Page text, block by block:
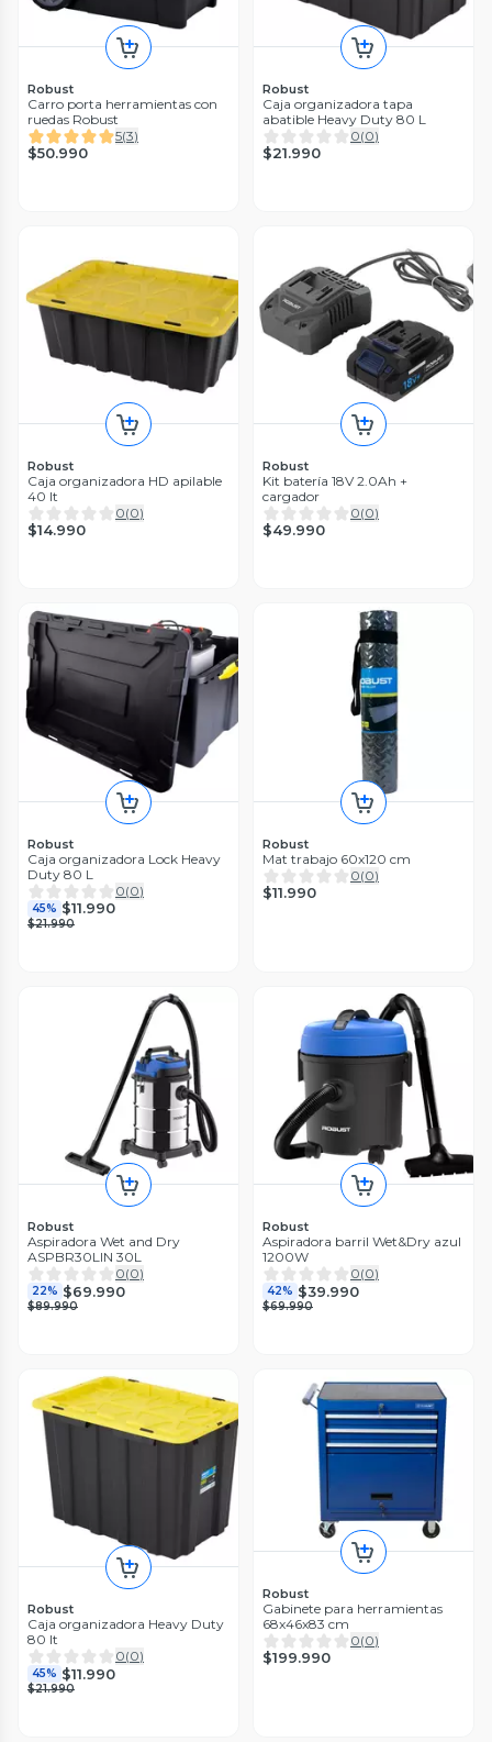
Robust
Carro porta herramientas con
ruedas Robust
5(3)
$50.990
Robust
Caja organizadora tapa
abatible Heavy Duty 80 L
0(0)
$21.990
Robust
Caja organizadora HD apilable
40 lt
0(0)
$14.990
Robust
Kit batería 18V 2.0Ah +
cargador
0(0)
$49.990
Robust
Caja organizadora Lock Heavy
Duty 80 L
0(0)
45% $11.990
$21.990
Robust
Mat trabajo 60x120 cm
0(0)
$11.990
Robust
Aspiradora Wet and Dry
ASPBR30LIN 30L
0(0)
22% $69.990
$89.990
Robust
Aspiradora barril Wet&Dry azul
1200W
0(0)
42% $39.990
$69.990
Robust
Caja organizadora Heavy Duty
80 lt
0(0)
45% $11.990
$21.990
Robust
Gabinete para herramientas
68x46x83 cm
0(0)
$199.990